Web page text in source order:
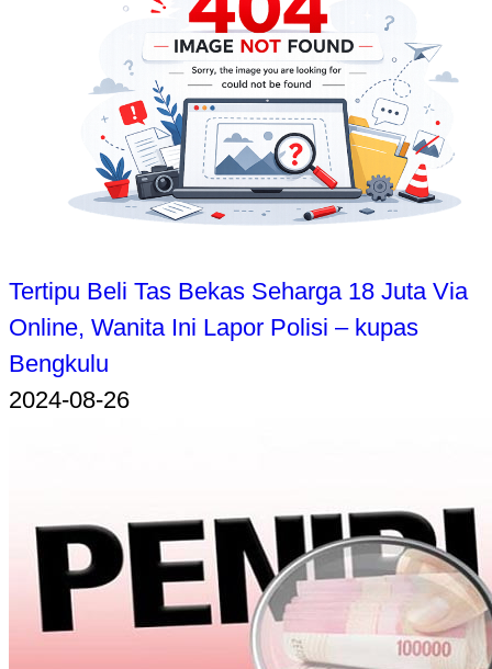
Tertipu Beli Tas Bekas Seharga 18 Juta Via
Online, Wanita Ini Lapor Polisi – kupas
Bengkulu
2024-08-26